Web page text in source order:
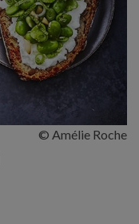
© Amélie Roche